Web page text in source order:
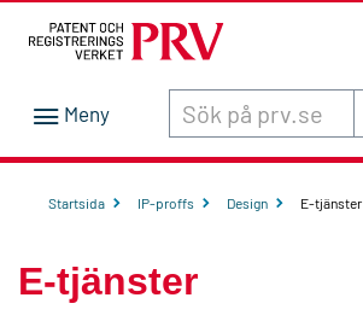
Sök innehåll på siten prv.se
Startsida IP-proffs Design E-tjänster
E-tjänster